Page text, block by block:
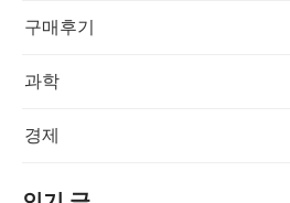
구매후기
과학
경제